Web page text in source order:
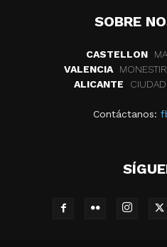
SOBRE
CASTELLON
VALENCIA
ALICANTE
Contáctanos: